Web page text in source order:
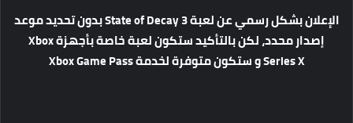
الإعلان بشكل رسمي عن لعبة State of Decay 3 بدون تحديد موعد
إصدار محدد، لكن بالتأكيد ستكون لعبة خاصة بأجهزة Xbox
Series X و ستكون متوفرة لخدمة Xbox Game Pass